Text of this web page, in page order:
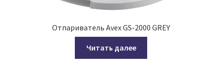
Отпариватель Avex GS-2000 GREY
Читать далее